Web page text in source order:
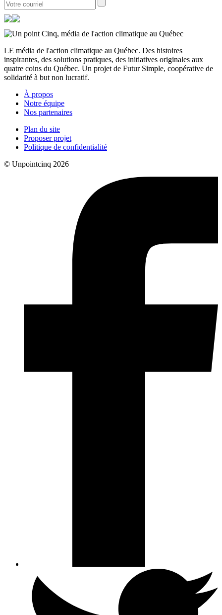
LE média de l'action climatique au Québec. Des histoires
inspirantes, des solutions pratiques, des initiatives originales aux
quatre coins du Québec. Un projet de Futur Simple, coopérative de
solidarité à but non lucratif.
À propos
Notre équipe
Nos partenaires
Plan du site
Proposer projet
Politique de confidentialité
© Unpointcinq 2026